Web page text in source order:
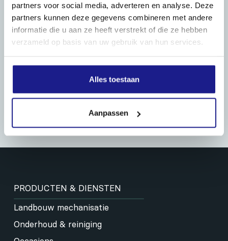
partners voor social media, adverteren en analyse. Deze
partners kunnen deze gegevens combineren met andere
informatie die u aan ze heeft verstrekt of die ze hebben
verzameld op basis van uw gebruik van hun services.
Alles toestaan
Aanpassen
PRODUCTEN & DIENSTEN
Landbouw mechanisatie
Onderhoud & reiniging